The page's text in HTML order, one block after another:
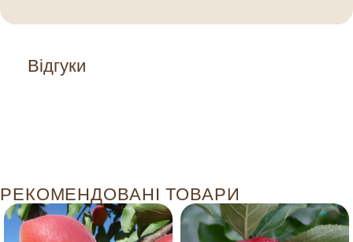
Відгуки
РЕКОМЕНДОВАНІ ТОВАРИ